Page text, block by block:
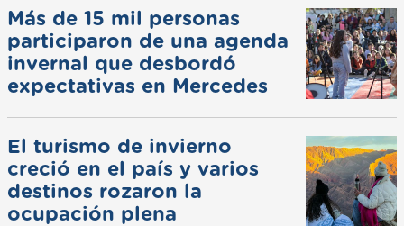
Más de 15 mil personas
participaron de una agenda
invernal que desbordó
expectativas en Mercedes
El turismo de invierno
creció en el país y varios
destinos rozaron la
ocupación plena